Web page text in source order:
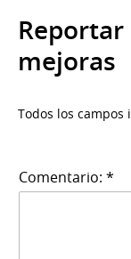
mejoras
Todos los
Comentario: *